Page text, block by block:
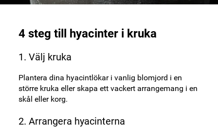
4 steg till hyacinter i kruka
1. Välj kruka
Plantera dina hyacintlökar i vanlig blomjord i en
större kruka eller skapa ett vackert arrangemang i en
skål eller korg.
2. Arrangera hyacinterna